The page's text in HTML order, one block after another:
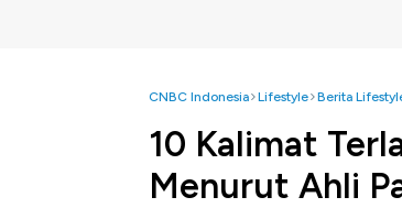
CNBC Indonesia Lifestyle Berita
10 Kalimat
Menurut Ahli